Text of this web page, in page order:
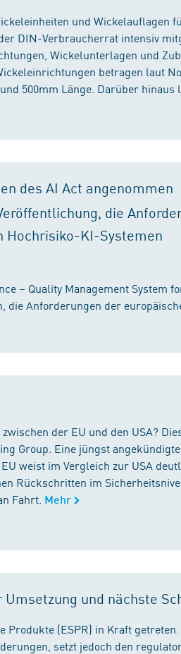
und Wickelauflagen
DIN-Verbraucherrat intensiv
Wickelunterlagen und
betragen laut
500mm Länge. Darüber hinaus
des AI Act angenommen
die
Hochrisiko-KI-Systemen
– Quality Management System
die Anforderungen der
der EU und den USA?
Group. Eine jüngst
weist im Vergleich zur USA
Rückschritten im
Fahrt. Mehr
und nächste
Produkte (ESPR) in Kraft
setzt jedoch den